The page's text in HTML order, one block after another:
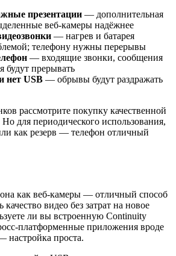
презентации — дополнительная
веб-камеры надёжнее
— нагрев и батарея
телефону нужны перерывы
— входящие звонки, сообщения
будут прерывать
нет USB — обрывы будут раздражать
рассмотрите покупку качественной
для периодического использования,
как резерв — телефон отличный
как веб-камеры — отличный способ
видео без затрат на новое
ли вы встроенную Continuity
платформенные приложения вроде
настройка проста.